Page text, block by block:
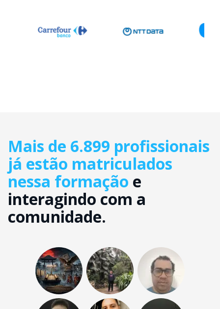
Mais de 6.899 profissionais
já estão matriculados
nessa formação e
interagindo com a
comunidade.